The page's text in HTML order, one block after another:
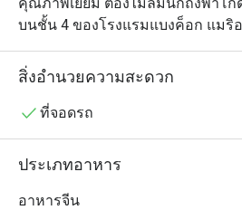
บนชั้น 4 ของโรงแรมแบงค็อก แมริ
ตัวร้านเป็นห้องโถงโอ่อ่าสวยงามต
ประกอบด้วยโต๊ะกลมทั้งขนาดเล็กแ
หวัง เมนูของที่นี่ดูแลโดยทีมเชฟมา
จนถึงเป็ดปักกิ่งและอีกสารพัดจานซิก
ขอทาน ซึ่งเป็นไก่ทั้งตัวหมักเครื่องเ
สิ่งอำนวยความสะดวก
ที่จอดรถ
ประเภทอาหาร
อาหารจีน